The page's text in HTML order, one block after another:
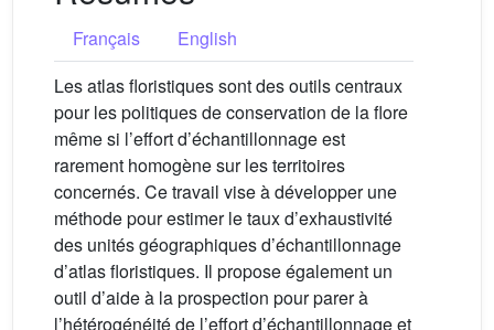
Français
English
Les atlas floristiques sont des outils centraux
pour les politiques de conservation de la flore
même si l’effort d’échantillonnage est
rarement homogène sur les territoires
concernés. Ce travail vise à développer une
méthode pour estimer le taux d’exhaustivité
des unités géographiques d’échantillonnage
d’atlas floristiques. Il propose également un
outil d’aide à la prospection pour parer à
l’hétérogénéité de l’effort d’échantillonnage et